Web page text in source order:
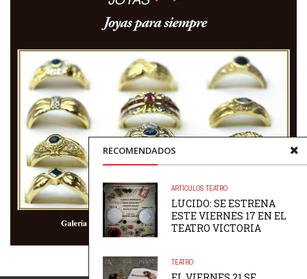
RECOMENDADOS
ARTÍCULOS TEATRO
LUCIDO: SE ESTRENA
ESTE VIERNES 17 EN EL
TEATRO VICTORIA
TEATRO